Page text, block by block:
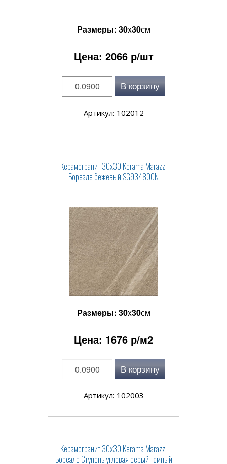
Размеры: 30x30см
Цена: 2066р/шт
В корзину
Артикул: 102012
Керамогранит 30x30 Kerama Marazzi
Бореале бежевый SG934800N
Размеры: 30x30см
Цена: 1676 р/м2
В корзину
Артикул: 102003
Керамогранит 30x30 Kerama Marazzi
Бореале Ступень угловая серый тёмный